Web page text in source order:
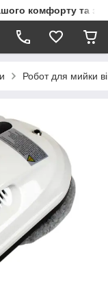
комфорту та
Робот для мийки